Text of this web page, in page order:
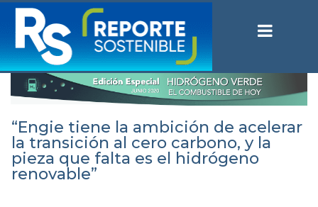
“Engie tiene la ambición de acelerar
la transición al cero carbono, y la
pieza que falta es el hidrógeno
renovable”